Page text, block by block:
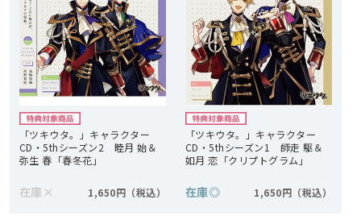
「ツキウタ。」キャラクター
CD・5thシーズン2 睦月 始＆
弥生 春「春冬花」
在庫 × 1,650円
「ツキウタ。」キャラクター
CD・5thシーズン1 師走 駆＆
如月 恋「クリプトグラム」
在庫◎ 1,650円